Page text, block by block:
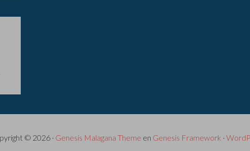
© 2026 · Genesis Malagana Theme en Genesis Framework ·